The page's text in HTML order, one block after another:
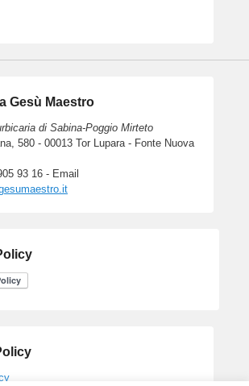
Gesù Maestro
di Sabina-Poggio Mirteto
580 - 00013 Tor Lupara - Fonte Nuova
93 16 - Email